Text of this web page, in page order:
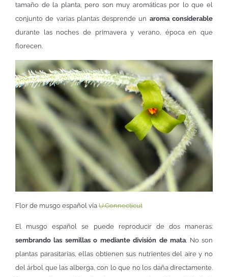
tamaño de la planta, pero son muy aromáticas por lo que el
conjunto de varias plantas desprende un aroma considerable
durante las noches de primavera y verano, época en que
florecen.
Flor de musgo español vía U.Connecticut
El musgo español se puede reproducir de dos maneras:
sembrando las semillas o mediante división de mata. No son
plantas parasitarias, ellas obtienen sus nutrientes del aire y no
del árbol que las alberga, con lo que no los daña directamente.